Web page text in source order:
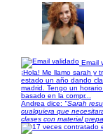
Email
¡Hola! Me llamo sarah y
estado un año dando
madrid. Tengo un
basado en la compr...
Andrea dice: "Sarah
cualquiera que
clases con material